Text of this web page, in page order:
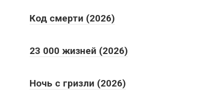
Код смерти (2026)
23 000 жизней (2026)
Ночь с гризли (2026)